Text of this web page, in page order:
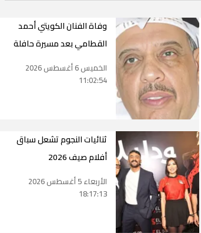
وفاة الفنان الكويتي أحمد
القطامي بعد مسيرة حافلة
الخميس 6 أغسطس 2026
11:02:54
ثنائيات النجوم تشعل سباق
أفلام صيف 2026
الأربعاء 5 أغسطس 2026
18:17:13